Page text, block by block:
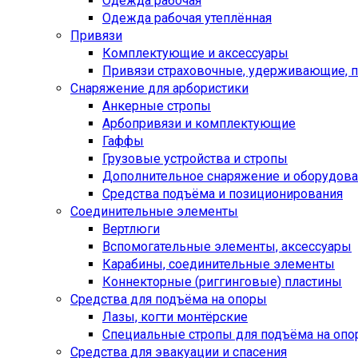
Одежда рабочая утеплённая
Привязи
Комплектующие и аксессуары
Привязи страховочные, удерживающие,
Снаряжение для арбористики
Анкерные стропы
Арбопривязи и комплектующие
Гаффы
Грузовые устройства и стропы
Дополнительное снаряжение и
Средства подъёма и позиционирования
Соединительные элементы
Вертлюги
Вспомогательные элементы, аксессуары
Карабины, соединительные элементы
Коннекторные (риггинговые) пластины
Средства для подъёма на опоры
Лазы, когти монтёрские
Специальные стропы для подъёма на
Средства для эвакуации и спасения